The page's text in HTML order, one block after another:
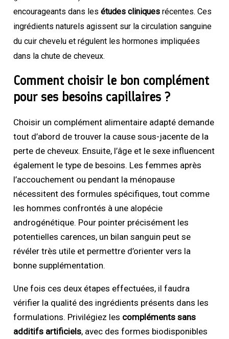
encourageants dans lesétudes cliniques récentes. Ces
ingrédients naturels agissent sur la circulation sanguine
du cuir chevelu et régulent les hormones impliquées
dans la chute de cheveux.
Comment choisir le bon complément
pour ses besoins capillaires ?
Choisir un complément alimentaire adapté demande
tout d’abord de trouver la cause sous-jacente de la
perte de cheveux. Ensuite, l’âge et le sexe influencent
également le type de besoins. Les femmes après
l’accouchement ou pendant la ménopause
nécessitent des formules spécifiques, tout comme
les hommes confrontés à une alopécie
androgénétique. Pour pointer précisément les
potentielles carences, un bilan sanguin peut se
révéler très utile et permettre d’orienter vers la
bonne supplémentation.
Une fois ces deux étapes effectuées, il faudra
vérifier la qualité des ingrédients présents dans les
formulations. Privilégiez les compléments sans
additifs artificiels, avec des formes biodisponibles